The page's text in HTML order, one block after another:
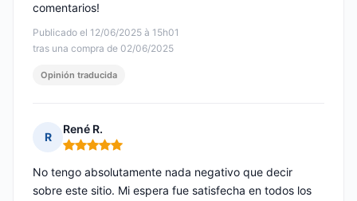
Publicado el 12/06/2025 à 15h01
tras una compra de 02/06/2025
comentarios!
Opinión traducida
R
René R.
Nota: 5 de 5
No tengo absolutamente nada negativo que decir
sobre este sitio. Mi espera fue satisfecha en todos los